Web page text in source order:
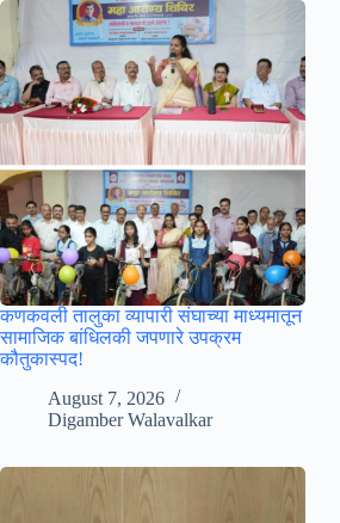
कणकवली तालुका व्यापारी संघाच्या माध्यमातून
सामाजिक बांधिलकी जपणारे उपक्रम
कौतुकास्पद!
August 7, 2026
Digamber Walavalkar